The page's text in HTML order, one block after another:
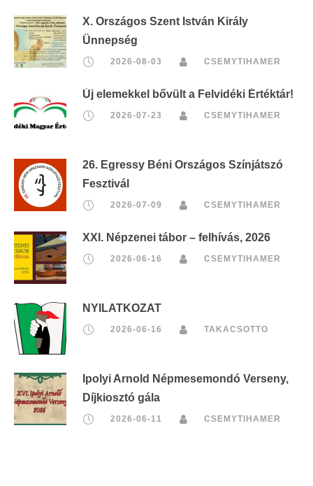
X. Országos Szent István Király
Ünnepség
2026-08-03 CSEMYTIHAMER
Új elemekkel bővült a Felvidéki Értéktár!
2026-07-23 CSEMYTIHAMER
26. Egressy Béni Országos Színjátszó
Fesztivál
2026-07-09 CSEMYTIHAMER
XXI. Népzenei tábor – felhívás, 2026
2026-06-16 CSEMYTIHAMER
NYILATKOZAT
2026-06-16 TAKACSOTTO
Ipolyi Arnold Népmesemondó Verseny,
Díjkiosztó gála
2026-06-11 CSEMYTIHAMER